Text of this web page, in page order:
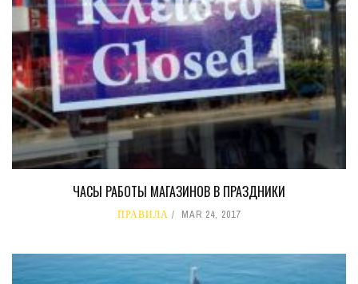
ЧАСЫ РАБОТЫ МАГАЗИНОВ В ПРАЗДНИКИ
ПРАВИЛА MAR 24, 2017